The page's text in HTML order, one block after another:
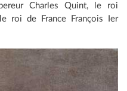
Charles Quint, le roi
roi de France François Ier